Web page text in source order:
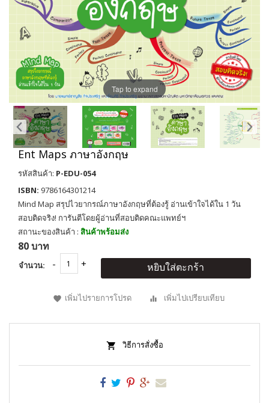
Tap to expand
Ent Maps ภาษาอังกฤษ
รหัสสินค้า: P-EDU-054
ISBN: 9786164301214
Mind Map สรุปไวยากรณ์ภาษาอังกฤษที่ต้องรู้ อ่านเข้าใจได้ใน 1 วัน
สอบติดจริง! การันตีโดยผู้อ่านที่สอบติดคณะแพทย์ฯ
สถานะของสินค้า : สินค้าพร้อมส่ง
80 บาท
จำนวน: หยิบใส่ตะกร้า
เพิ่มไปรายการโปรด เพิ่มไปเปรียบเทียบ
วิธีการสั่งซื้อ